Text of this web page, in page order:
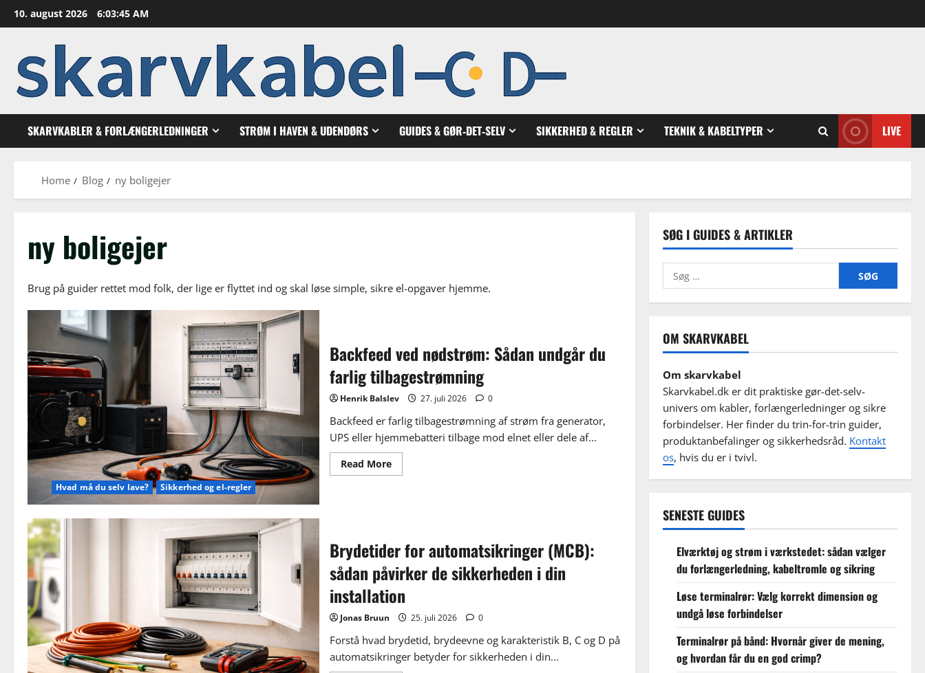
Skip
to
10. august 2026 6:03:46 AM
SKARVKABLER & FORLÆNGERLEDNINGER STRØM I HAVEN & UDENDØRS GUIDES & GØR‑DET‑SELV SIKKERHED & REGLER TEKNIK & KABELTYPER LIVE
Home Blog ny boligejer
ny boligejer
Brug på guider rettet mod folk, der lige er flyttet ind og skal løse simple, sikre el-opgaver hjemme.
Hvad må du selv lave? Sikkerhed og el-regler
Backfeed ved nødstrøm: Sådan undgår du
farlig tilbagestrømning
Henrik Balslev 27. juli 2026 0
Backfeed er farlig tilbagestrømning af strøm fra generator,
UPS eller hjemmebatteri tilbage mod elnet eller dele af...
Read MoreRead
more
farlig
tilbagestrømning
Brydetider for automatsikringer (MCB):
sådan påvirker de sikkerheden i din
installation
Jonas Bruun 25. juli 2026 0
Forstå hvad brydetid, brydeevne og karakteristik B, C og D på
automatsikringer betyder for sikkerheden i din...
SØG I GUIDES & ARTIKLER
Søg
efter:
OM SKARVKABEL
Om skarvkabel
Skarvkabel.dk er dit praktiske gør-det-selv-
univers om kabler, forlængerledninger og sikre
forbindelser. Her finder du trin-for-trin guider,
produktanbefalinger og sikkerhedsråd. Kontakt
os, hvis du er i tvivl.
SENESTE GUIDES
Elværktøj og strøm i værkstedet: sådan vælger
du forlængerledning, kabeltromle og sikring
Løse terminalrør: Vælg korrekt dimension og
undgå løse forbindelser
Terminalrør på bånd: Hvornår giver de mening,
og hvordan får du en god crimp?